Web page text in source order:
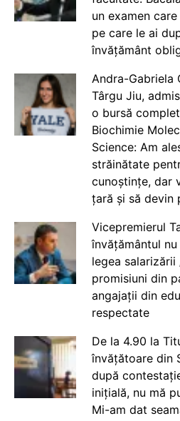
un examen
pe care le ai
învățământ
Andra-Gabriela
Târgu Jiu,
o bursă
Biochimie
Science: Am
străinătate
cunoștințe, dar
țară și să devin
Vicepremierul
învățământul
legea
promisiuni din
angajații din
respectate
De la 4.90 la
învățătoare din
după
inițială, nu mă
Mi-am dat